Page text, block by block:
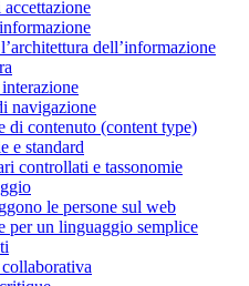
dell’informazione
navigazione
di contenuto (content type)
e standard
controllati e tassonomie
le persone sul web
per un linguaggio semplice